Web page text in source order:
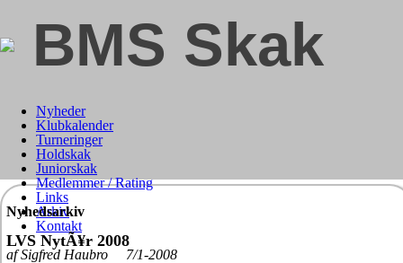
BMS Skak
Nyheder
Klubkalender
Turneringer
Holdskak
Juniorskak
Medlemmer / Rating
Links
Arkiv
Kontakt
Nyhedsarkiv
LVS NytÃ¥r 2008
af Sigfred Haubro 7/1-2008